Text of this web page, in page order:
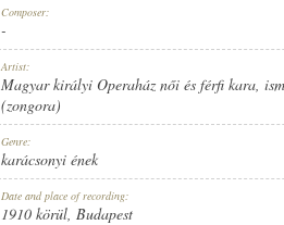
Composer:
-
Artist:
Magyar királyi Operaház női és férfi kara,
(zongora)
Genre:
karácsonyi ének
Date and place of recording:
1910 körül, Budapest